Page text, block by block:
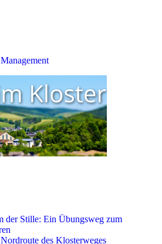
der Stille: Ein Übungsweg zum
des Klosterweges